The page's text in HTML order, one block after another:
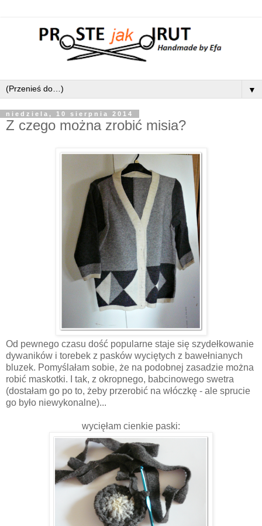
▼
niedziela, 10 sierpnia 2014
Z czego można zrobić misia?
Od pewnego czasu dość popularne staje się szydełkowanie
dywaników i torebek z pasków wyciętych z bawełnianych
bluzek. Pomyślałam sobie, że na podobnej zasadzie można
robić maskotki. I tak, z okropnego, babcinowego swetra
(dostałam go po to, żeby przerobić na włóczkę - ale sprucie
go było niewykonalne)...
wycięłam cienkie paski: